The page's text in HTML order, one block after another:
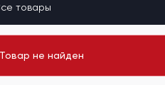
товары
Товар не найден